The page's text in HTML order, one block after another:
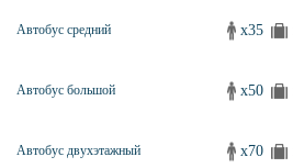
Автобус средний x35
Автобус большой x50
Автобус двухэтажный x70